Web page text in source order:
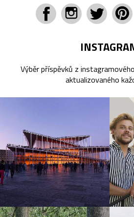
Výběr příspěvků z
aktualizovaného